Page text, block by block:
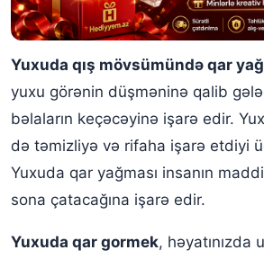
Yuxuda qış mövsümündə qar
yuxu görənin düşməninə qalib
bəlaların keçəcəyinə işarə edir.
də təmizliyə və rifaha işarə etdiyi
Yuxuda qar yağması insanın
sona çatacağına işarə edir.
Yuxuda qar gormek, həyatınızda